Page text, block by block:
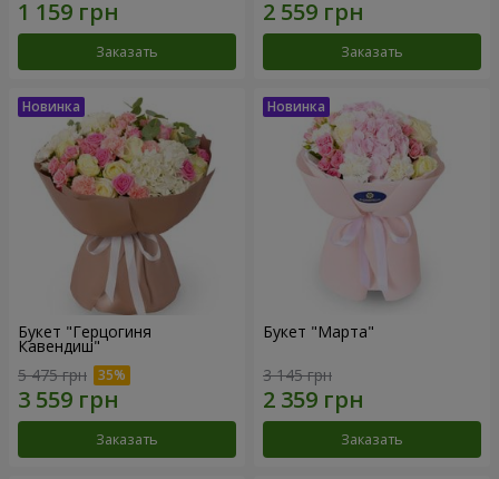
Заказать Заказать
Букет "Герцогиня
Кавендиш"
5 475 грн
Заказать
Букет "Марта"
3 145 грн
Заказать